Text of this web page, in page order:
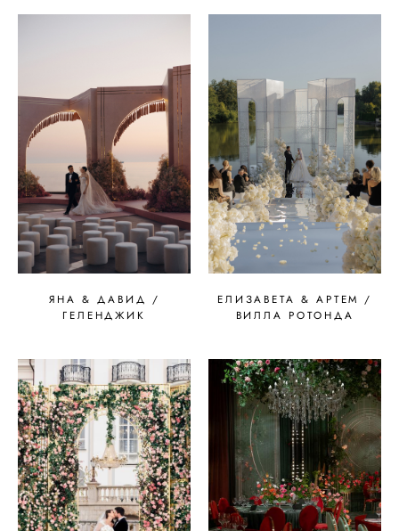
ЯНА & ДАВИД /
ГЕЛЕНДЖИК
ЕЛИЗАВЕТА & АРТЕМ /
ВИЛЛА РОТОНДА